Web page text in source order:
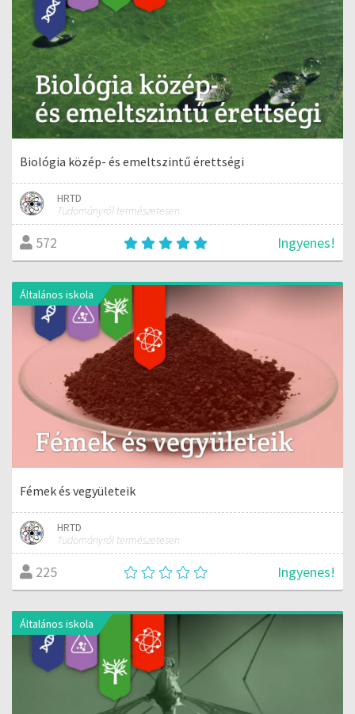
Biológia közép- és emeltszintű érettségi
HRTD
Tudományról természetesen
572 Ingyenes!
Általános iskola
Fémek és vegyületeik
HRTD
Tudományról természetesen
225 Ingyenes!
Általános iskola